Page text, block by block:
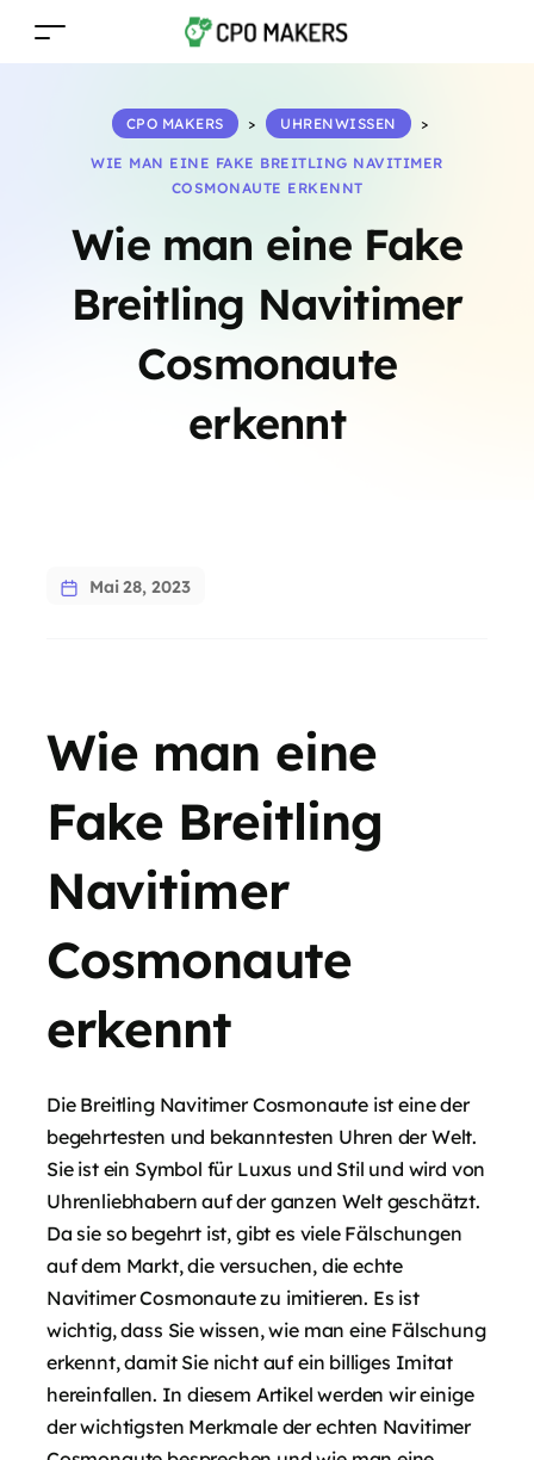
Wie man eine Fake
Breitling Navitimer
Cosmonaute
erkennt
CPO MAKERS > UHRENWISSEN >
WIE MAN EINE FAKE BREITLING NAVITIMER
COSMONAUTE ERKENNT
Mai 28, 2023
Wie man eine
Fake Breitling
Navitimer
Cosmonaute
erkennt
Die Breitling Navitimer Cosmonaute ist eine der
begehrtesten und bekanntesten Uhren der Welt.
Sie ist ein Symbol für Luxus und Stil und wird von
Uhrenliebhabern auf der ganzen Welt geschätzt.
Da sie so begehrt ist, gibt es viele Fälschungen
auf dem Markt, die versuchen, die echte
Navitimer Cosmonaute zu imitieren. Es ist
wichtig, dass Sie wissen, wie man eine Fälschung
erkennt, damit Sie nicht auf ein billiges Imitat
hereinfallen. In diesem Artikel werden wir einige
der wichtigsten Merkmale der echten Navitimer